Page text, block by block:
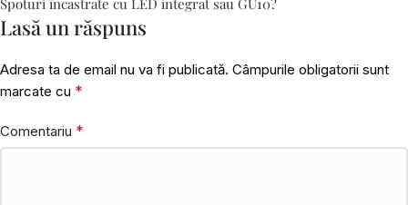
Lasă un răspuns
Adresa ta de email nu va fi publicată. Câmpurile obligatorii sunt
marcate cu *
Comentariu *